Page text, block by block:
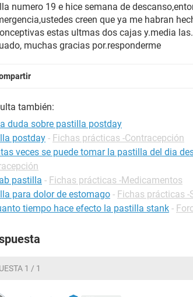
numero 19 e hice semana de
creen que ya me habran
estas ultmas dos cajas y.media
muchas gracias por.responderme
también:
duda sobre pastilla postday
postday - Fichas prácticas -Contracepción
veces se puede tomar la pastilla del dia
pastilla - Fichas prácticas -Medicamentos
para dolor de estomago - Fichas prácticas -
tiempo hace efecto la pastilla stank -
1 / 1